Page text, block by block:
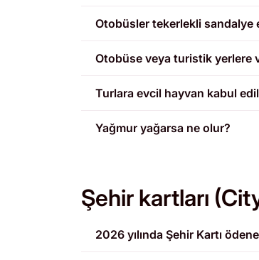
Otobüsler tekerlekli sandalye
Otobüse veya turistik yerlere
Turlara evcil hayvan kabul
Yağmur yağarsa ne olur?
Şehir kartları
2026 yılında Şehir Kartı